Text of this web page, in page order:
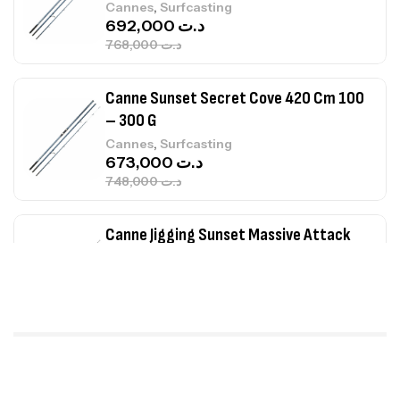
Cannes, Surfcasting
د.ت768,000
د.ت
Canne Sunset Secret Cove 420 Cm 100
– 300 G
Cannes, Surfcasting
د.ت748,000
د.ت
Canne Jigging Sunset Massive Attack